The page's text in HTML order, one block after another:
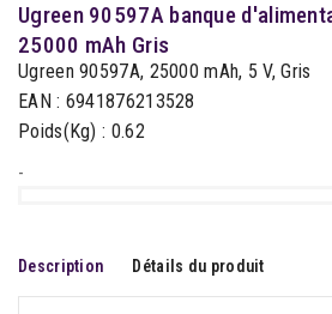
Ugreen 90597A banque
25000 mAh Gris
Ugreen 90597A, 25000 mAh, 5 V, Gris
EAN : 6941876213528
Poids(Kg) : 0.62
-
Description Détails du produit